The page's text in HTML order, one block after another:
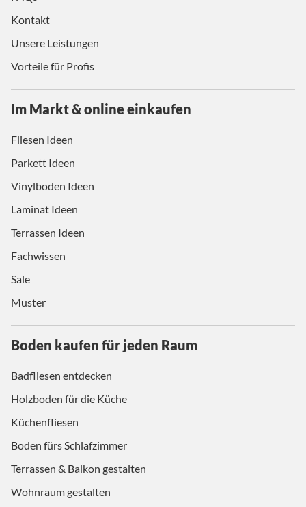
Kontakt
Unsere Leistungen
Vorteile für Profis
Im Markt & online einkaufen
Fliesen Ideen
Parkett Ideen
Vinylboden Ideen
Laminat Ideen
Terrassen Ideen
Fachwissen
Sale
Muster
Boden kaufen für jeden Raum
Badfliesen entdecken
Holzboden für die Küche
Küchenfliesen
Boden fürs Schlafzimmer
Terrassen & Balkon gestalten
Wohnraum gestalten